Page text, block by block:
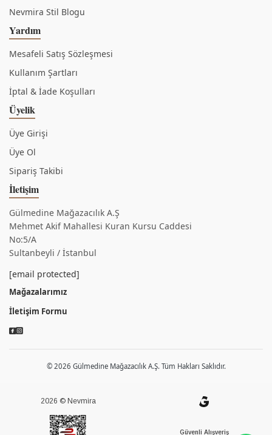
Nevmira Stil Blogu
Yardım
Mesafeli Satış Sözleşmesi
Kullanım Şartları
İptal & İade Koşulları
Üyelik
Üye Girişi
Üye Ol
Sipariş Takibi
İletişim
Gülmedine Mağazacılık A.Ş
Mehmet Akif Mahallesi Kuran Kursu Caddesi
No:5/A
Sultanbeyli / İstanbul
[email protected]
Mağazalarımız
İletişim Formu
© 2026 Gülmedine Mağazacılık A.Ş. Tüm Hakları Saklıdır.
2026 © Nevmira
Güvenli Alışveriş